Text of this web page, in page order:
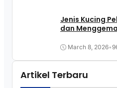
Jenis Kucing
dan
March 8, 2026•
Artikel Terbaru